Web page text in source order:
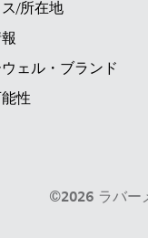
/所在地
ェル・ブランド
性
©2026 ラバー